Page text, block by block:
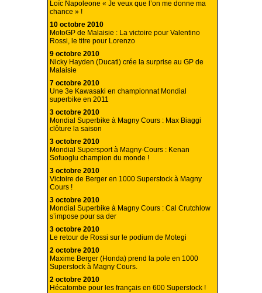
Loïc Napoleone « Je veux que l’on me donne ma
chance » !
10 octobre 2010
MotoGP de Malaisie : La victoire pour Valentino
Rossi, le titre pour Lorenzo
9 octobre 2010
Nicky Hayden (Ducati) crée la surprise au GP de
Malaisie
7 octobre 2010
Une 3e Kawasaki en championnat Mondial
superbike en 2011
3 octobre 2010
Mondial Superbike à Magny Cours : Max Biaggi
clôture la saison
3 octobre 2010
Mondial Supersport à Magny-Cours : Kenan
Sofuoglu champion du monde !
3 octobre 2010
Victoire de Berger en 1000 Superstock à Magny
Cours !
3 octobre 2010
Mondial Superbike à Magny Cours : Cal Crutchlow
s’impose pour sa der
3 octobre 2010
Le retour de Rossi sur le podium de Motegi
2 octobre 2010
Maxime Berger (Honda) prend la pole en 1000
Superstock à Magny Cours.
2 octobre 2010
Hécatombe pour les français en 600 Superstock !